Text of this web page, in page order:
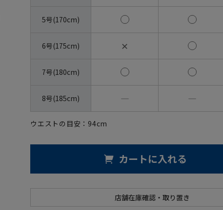
5号(170cm)
6号(175cm) ✕
7号(180cm)
8号(185cm) ― ―
ウエストの目安： 94cm
カートに入れる